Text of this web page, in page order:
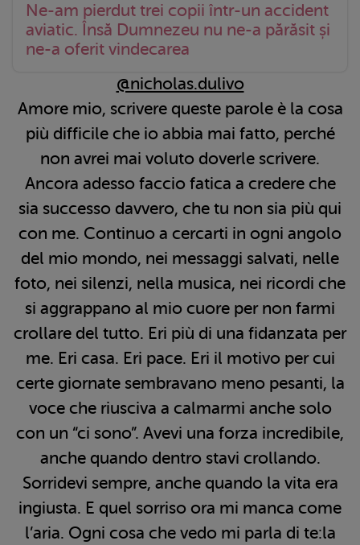
Ne-am pierdut trei copii într-un accident
aviatic. Însă Dumnezeu nu ne-a părăsit și
ne-a oferit vindecarea
@nicholas.dulivo
Amore mio, scrivere queste parole è la cosa
più difficile che io abbia mai fatto, perché
non avrei mai voluto doverle scrivere.
Ancora adesso faccio fatica a credere che
sia successo davvero, che tu non sia più qui
con me. Continuo a cercarti in ogni angolo
del mio mondo, nei messaggi salvati, nelle
foto, nei silenzi, nella musica, nei ricordi che
si aggrappano al mio cuore per non farmi
crollare del tutto. Eri più di una fidanzata per
me. Eri casa. Eri pace. Eri il motivo per cui
certe giornate sembravano meno pesanti, la
voce che riusciva a calmarmi anche solo
con un “ci sono”. Avevi una forza incredibile,
anche quando dentro stavi crollando.
Sorridevi sempre, anche quando la vita era
ingiusta. E quel sorriso ora mi manca come
l’aria. Ogni cosa che vedo mi parla di te:la